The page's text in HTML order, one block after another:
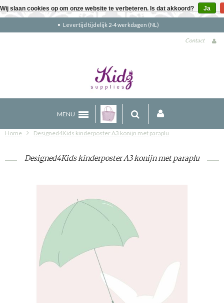
Gratis verzending boven €90 (NL)
Contact
MENU
Home Designed4Kids kinderposter A3 konijn met paraplu
Designed4Kids kinderposter A3 konijn met paraplu
Wij slaan cookies op om onze website te verbeteren. Is dat akkoord? Ja